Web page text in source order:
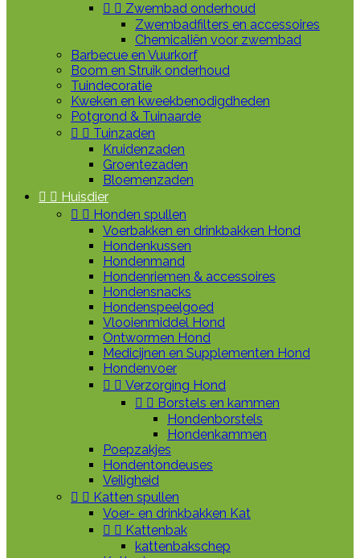
  Zwembad onderhoud
Zwembadfilters en accessoires
Chemicaliën voor zwembad
Barbecue en Vuurkorf
Boom en Struik onderhoud
Tuindecoratie
Kweken en kweekbenodigdheden
Potgrond & Tuinaarde
  Tuinzaden
Kruidenzaden
Groentezaden
Bloemenzaden
  Huisdier
  Honden spullen
Voerbakken en drinkbakken Hond
Hondenkussen
Hondenmand
Hondenriemen & accessoires
Hondensnacks
Hondenspeelgoed
Vlooienmiddel Hond
Ontwormen Hond
Medicijnen en Supplementen Hond
Hondenvoer
  Verzorging Hond
  Borstels en kammen
Hondenborstels
Hondenkammen
Poepzakjes
Hondentondeuses
Veiligheid
  Katten spullen
Voer- en drinkbakken Kat
  Kattenbak
kattenbakschep